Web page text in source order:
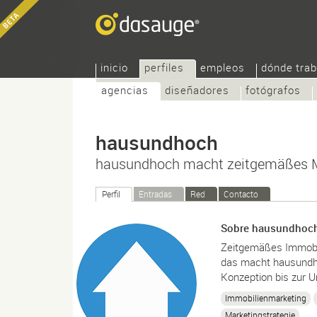
inicio
perfiles
agencias
diseñadores fotógrafos
empleos dónde
hausundhoch
hausundhoch macht zeitgemäßes
Perfil Entradas Red Contacto
Sobre
Zeitgemäßes
das macht
Konzeption bis zur
Immobilienmarketing
Marketingstrategie